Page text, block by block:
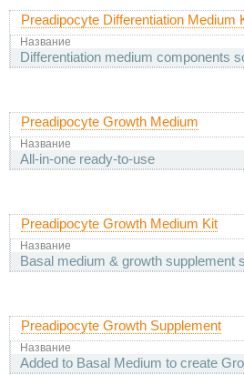
Preadipocyte Differentiation Medium
Название
Differentiation medium components
Preadipocyte Growth Medium
Название
All-in-one ready-to-use
Preadipocyte Growth Medium Kit
Название
Basal medium & growth supplement
Preadipocyte Growth Supplement
Название
Added to Basal Medium to create